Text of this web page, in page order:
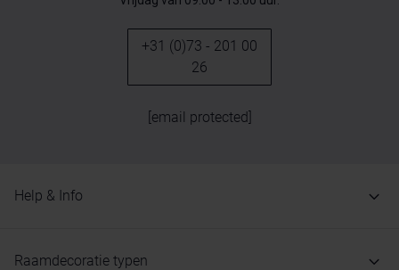
+31 (0)73 - 201 00
26
[email protected]
Help & Info
Raamdecoratie typen